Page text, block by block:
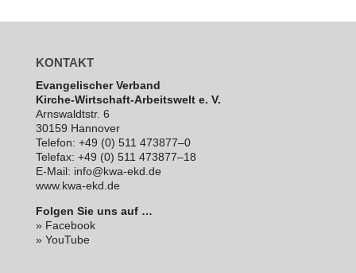
KONTAKT
Evan­ge­li­scher Verband
Kirche-Wirt­schaft-Arbeits­welt e. V.
Arns­waldt­str. 6
30159 Hannover
Telefon: +49 (0) 511 473877–0
Telefax: +49 (0) 511 473877–18
E‑Mail: info@kwa-ekd.de
www.kwa-ekd.de
Folgen Sie uns auf …
» Facebook
» YouTube